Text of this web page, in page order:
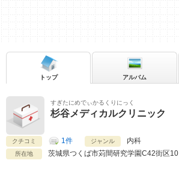
すぎたにめでぃかるくりにっく
杉谷メディカルクリニック
クチコミ 1件 ジャンル 内科
所在地 茨城県つくば市苅間研究学園C42街区10
トップ アルバム